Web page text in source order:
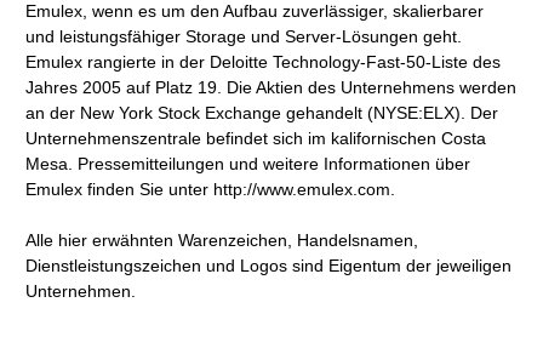
Emulex, wenn es um den Aufbau zuverlässiger, skalierbarer
und leistungsfähiger Storage und Server-Lösungen geht.
Emulex rangierte in der Deloitte Technology-Fast-50-Liste des
Jahres 2005 auf Platz 19. Die Aktien des Unternehmens werden
an der New York Stock Exchange gehandelt (NYSE:ELX). Der
Unternehmenszentrale befindet sich im kalifornischen Costa
Mesa. Pressemitteilungen und weitere Informationen über
Emulex finden Sie unter http://www.emulex.com.
Alle hier erwähnten Warenzeichen, Handelsnamen,
Dienstleistungszeichen und Logos sind Eigentum der jeweiligen
Unternehmen.